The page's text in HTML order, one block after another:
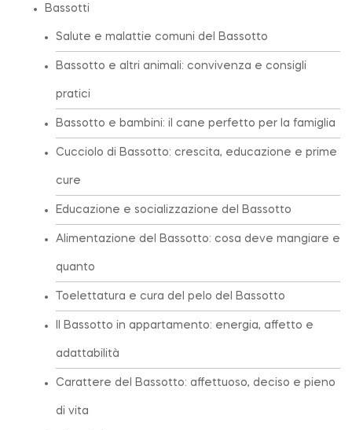
Bassotti
Salute e malattie comuni del Bassotto
Bassotto e altri animali: convivenza e consigli
pratici
Bassotto e bambini: il cane perfetto per la famiglia
Cucciolo di Bassotto: crescita, educazione e prime
cure
Educazione e socializzazione del Bassotto
Alimentazione del Bassotto: cosa deve mangiare e
quanto
Toelettatura e cura del pelo del Bassotto
Il Bassotto in appartamento: energia, affetto e
adattabilità
Carattere del Bassotto: affettuoso, deciso e pieno
di vita